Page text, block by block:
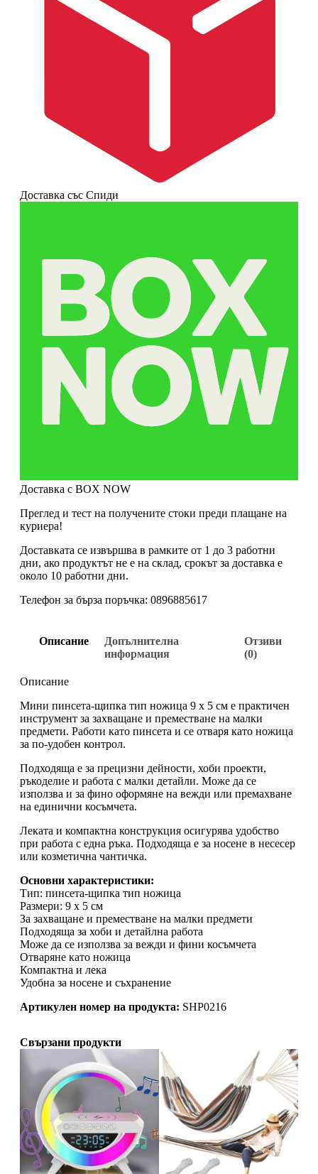
Доставка със Спиди
Доставка с BOX NOW
Преглед и тест на получените стоки преди плащане на
куриера!
Доставката се извършва в рамките от 1 до 3 работни
дни, ако продуктът не е на склад, срокът за доставка е
около 10 работни дни.
Телефон за бърза поръчка: 0896885617
Описание
Допълнителна
информация
Отзиви
(0)
Описание
Мини пинсета-щипка тип ножица 9 х 5 см е практичен
инструмент за захващане и преместване на малки
предмети. Работи като пинсета и се отваря като ножица
за по-удобен контрол.
Подходяща е за прецизни дейности, хоби проекти,
ръкоделие и работа с малки детайли. Може да се
използва и за фино оформяне на вежди или премахване
на единични косъмчета.
Леката и компактна конструкция осигурява удобство
при работа с една ръка. Подходяща е за носене в несесер
или козметична чантичка.
Основни характеристики:
Тип: пинсета-щипка тип ножица
Размери: 9 х 5 см
За захващане и преместване на малки предмети
Подходяща за хоби и детайлна работа
Може да се използва за вежди и фини косъмчета
Отваряне като ножица
Компактна и лека
Удобна за носене и съхранение
Артикулен номер на продукта: SHP0216
Свързани продукти